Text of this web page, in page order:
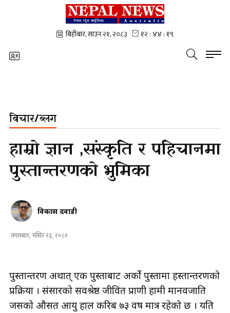
बिचार/ब्लग
हाम्रो ज्ञान ,संस्कृति र पहिचानमा
पुस्तान्तरणको भुमिका
विकास दवाडी
मंगलबार, मंसिर २३, २०८२
पुस्तान्तरण अर्थात् एक पुस्ताबाट अर्को पुस्तामा हस्तान्तरणको
प्रक्रिया । संसारको सर्वश्रेष्ठ जीवित प्राणी हामी मानवजाति
जसको औसत आयु हाल करिब ७३ वर्ष मात्र रहेको छ । यति